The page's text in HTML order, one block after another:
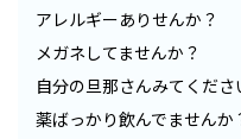
アレルギーありせんか？
メガネしてませんか？
自分の旦那さんみてくださ
薬ばっかり飲んでませんか